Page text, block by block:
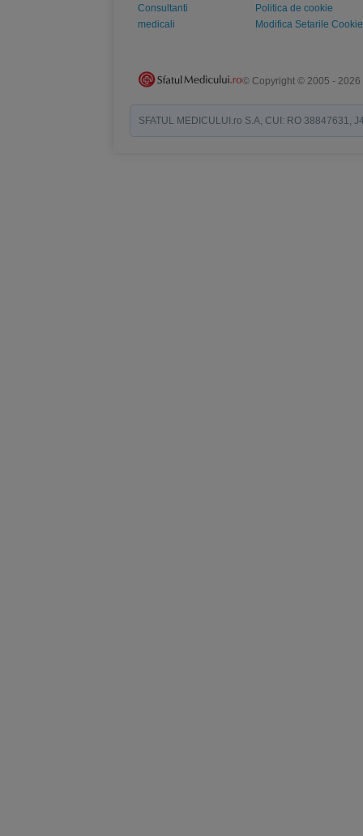
Consultanti
medicali
Politica de cookie
Modifica Setarile Cookie
© Copyright © 2005 - 2026
SFATUL MEDICULUI.ro S.A, CUI: RO 38847631,